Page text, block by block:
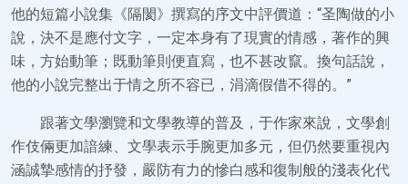
他的短篇小說集《隔閡》撰寫的序文中評價道：“圣陶做的小
說，決不是應付文字，一定本身有了現實的情感，著作的興
味，方始動筆；既動筆則便直寫，也不甚改竄。換句話說，
他的小說完整出于情之所不容已，涓滴假借不得的。”
跟著文學瀏覽和文學教導的普及，于作家來說，文學創
作伎倆更加諳練、文學表示手腕更加多元，但仍然要重視內
涵誠摯感情的抒發，嚴防有力的慘白感和復制般的淺表化代